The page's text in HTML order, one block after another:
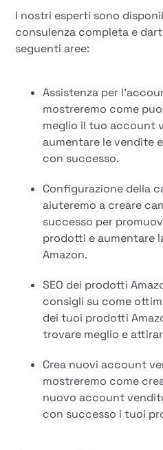
I nostri esperti sono
consulenza completa e
seguenti aree:
Assistenza per
mostreremo come
meglio il tuo account
aumentare le vendite
con successo.
Configurazione della
aiuteremo a creare
successo per
prodotti e aumentare
Amazon.
SEO dei prodotti
consigli su come
dei tuoi prodotti
trovare meglio e
Crea nuovi account
mostreremo come
nuovo account
con successo i tuoi